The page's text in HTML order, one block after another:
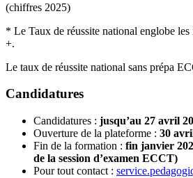
(chiffres 2025)
* Le Taux de réussite national englobe
+.
Le taux de réussite national sans prépa
Candidatures
Candidatures : jusqu’au 27 avril
Ouverture de la plateforme : 30
Fin de la formation : fin janvier
de la session d’examen ECCT)
Pour tout contact :